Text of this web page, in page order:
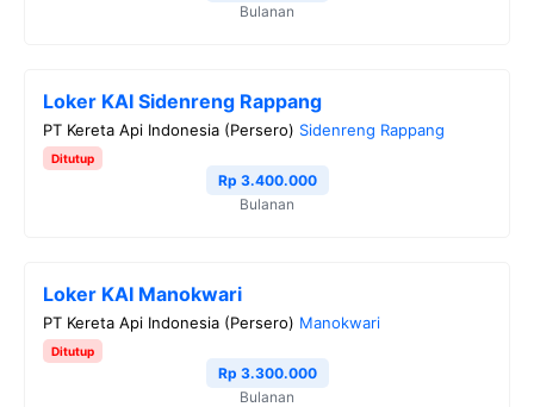
Bulanan
Loker KAI Sidenreng Rappang
PT Kereta Api Indonesia (Persero) Sidenreng Rappang
Ditutup
Rp 3.400.000
Bulanan
Loker KAI Manokwari
PT Kereta Api Indonesia (Persero) Manokwari
Ditutup
Rp 3.300.000
Bulanan